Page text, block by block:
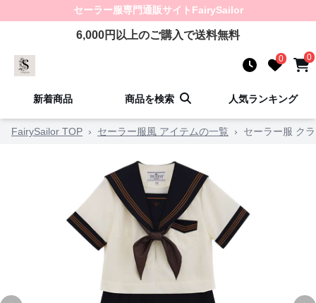
セーラー服専門通販サイト FairySailor
6,000円以上のご購入で送料無料
0 0
新着商品 商品を検索 人気ランキング
FairySailor TOP › セーラー服風 アイテムの一覧 › セーラー服 ク